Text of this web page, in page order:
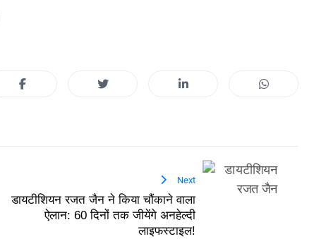
Next
डायटीशियन रजत जैन ने किया चौंकाने वाला
ऐलान: 60 दिनों तक जीयेंगे अनहेल्दी
लाइफस्टाइल!